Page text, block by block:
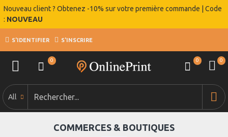
Nouveau client ? Obtenez -10% sur votre première commande | Code
: NOUVEAU
S'IDENTIFIER S'INSCRIRE
0 0 0
All
COMMERCES & BOUTIQUES